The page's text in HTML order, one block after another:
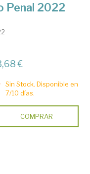
Penal 2022
€
Sin Stock. Disponible en
7/10 días.
COMPRAR